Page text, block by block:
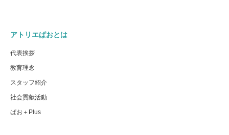
アトリエぱおとは
代表挨拶
教育理念
スタッフ紹介
社会貢献活動
ぱお＋Plus